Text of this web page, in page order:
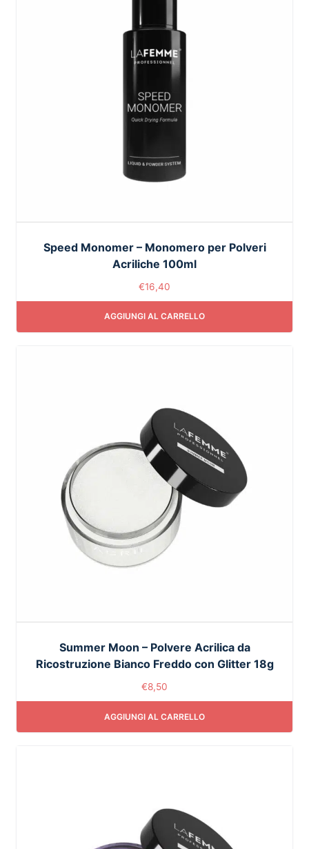
Speed Monomer – Monomero per Polveri
Acriliche 100ml
€16,40
AGGIUNGI AL CARRELLO
Summer Moon – Polvere Acrilica da
Ricostruzione Bianco Freddo con Glitter 18g
€8,50
AGGIUNGI AL CARRELLO